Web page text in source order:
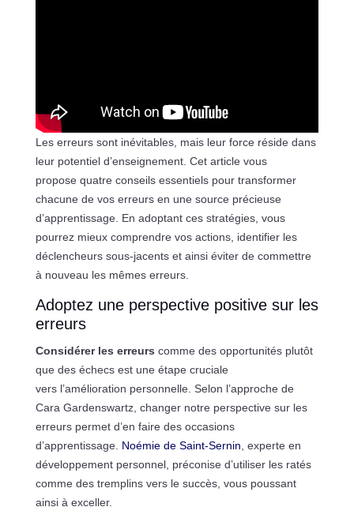
Les erreurs sont inévitables, mais leur force réside dans
leur potentiel d’enseignement. Cet article vous
propose quatre conseils essentiels pour transformer
chacune de vos erreurs en une source précieuse
d’apprentissage. En adoptant ces stratégies, vous
pourrez mieux comprendre vos actions, identifier les
déclencheurs sous-jacents et ainsi éviter de commettre
à nouveau les mêmes erreurs.
Adoptez une perspective positive sur les
erreurs
Considérer les erreurs comme des opportunités plutôt
que des échecs est une étape cruciale
vers l’amélioration personnelle. Selon l’approche de
Cara Gardenswartz, changer notre perspective sur les
erreurs permet d’en faire des occasions
d’apprentissage. Noémie de Saint-Sernin , experte en
développement personnel, préconise d’utiliser les ratés
comme des tremplins vers le succès, vous poussant
ainsi à exceller.